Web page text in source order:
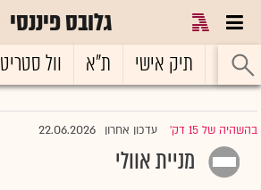
גלובס פיננסי
ראשי תיק אישי ת"א וול סטריט
בהשהיה של 15 דק' |עדכון אחרון 22.06.2026
מניית אוולי